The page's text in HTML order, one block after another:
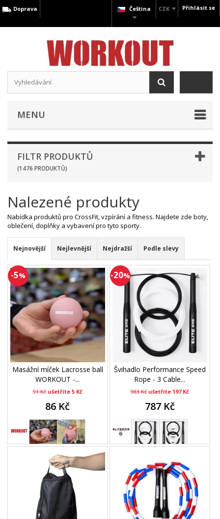
Přihlásit se
CZK
Čeština
Doprava
MENU
FILTR PRODUKTŮ
(1476 PRODUKTŮ)
Nalezené produkty
Nabídka produktů pro CrossFit, vzpírání a fitness. Najdete zde boty,
oblečení, doplňky a vybavení pro tyto sporty.
Nejnovější Nejlevnější Nejdražší Podle slevy
-5%
Masážní míček Lacrosse ball
WORKOUT -...
91 Kč ušetříte 5 Kč
86 Kč
-20%
Švihadlo Performance Speed
Rope - 3 Cable...
983 Kč ušetříte 197 Kč
787 Kč